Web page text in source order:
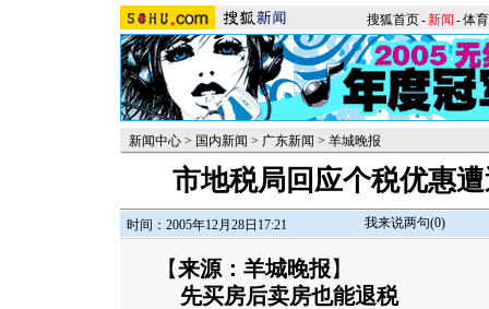
搜狐首页-新闻 -体育
新闻中心 > 国内新闻 > 广东新闻 > 羊城晚报
市地税局回应个税优惠
时间：2005年12月28日17:21 我来说两句(0)
【来源：羊城晚报 】
先买房后卖房也能退税